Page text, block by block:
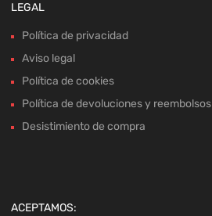
LEGAL
Política de privacidad
Aviso legal
Política de cookies
Política de devoluciones y reembolsos
Desistimiento de compra
ACEPTAMOS: